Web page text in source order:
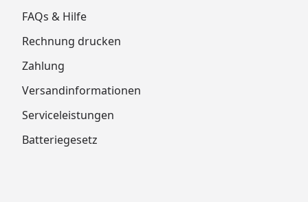
FAQs & Hilfe
Rechnung drucken
Zahlung
Versandinformationen
Serviceleistungen
Batteriegesetz